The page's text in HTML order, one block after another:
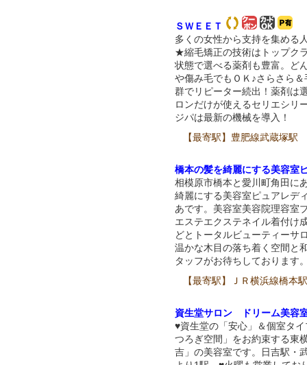
ＳＷＥＥＴ
多くの女性から支持を集める
★縮毛矯正の技術はトップク
状態で選べる薬剤も豊富。ど
や傷み毛でもＯＫ♪さらさら＆
群でリピーター続出！薬剤は
ロンだけが使えるセリエシリ
ジパは最新の機械を導入！
【最寄駅】豊肥線武蔵塚駅
橋本の髪を綺麗にする美容室
相模原市橋本と愛川町角田に
綺麗にする美容室ピュアレデ
あです。美容室美容院理容室
エステエクステネイル着付け
どとトータルビューティーサ
温かな木目の落ち着く空間と
タッフがお待ちしております
【最寄駅】ＪＲ横浜線橋本駅
資生堂サロン ドリーム美容
♥資生堂の「安心」＆個室タ
つろぎ空間」をお約束する東
吉」の美容室です。日吉駅・